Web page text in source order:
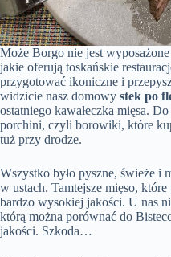
Może Borgo nie jest
jakie oferują toskańskie
przygotować ikoniczne i
widzicie nasz domowy stek po
ostatniego kawałeczka mięsa.
porchini, czyli borowiki, które
tuż przy drodze.
Wszystko było pyszne, świeże i
w ustach. Tamtejsze mięso,
bardzo wysokiej jakości. U nas
którą można porównać do
jakości. Szkoda…